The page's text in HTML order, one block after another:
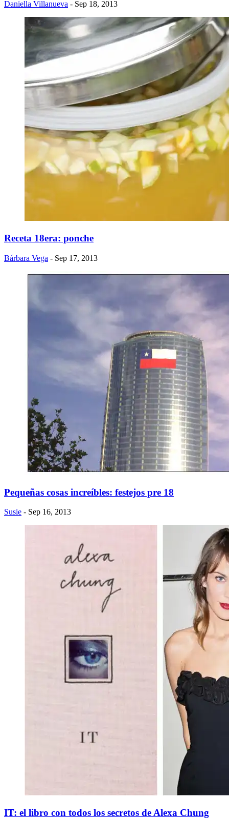
Daniella Villanueva - Sep 18, 2013
Receta 18era: ponche
Bárbara Vega - Sep 17, 2013
Pequeñas cosas increíbles: festejos pre 18
Susie - Sep 16, 2013
IT: el libro con todos los secretos de Alexa Chung